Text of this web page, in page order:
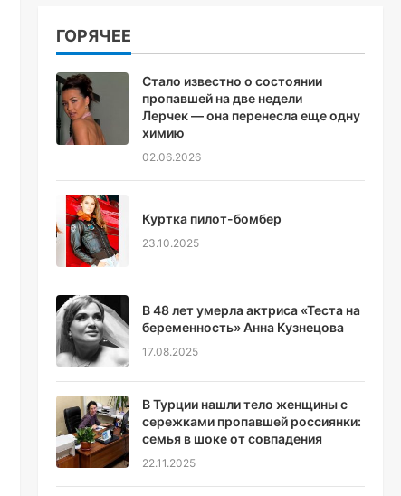
ГОРЯЧЕЕ
Стало известно о состоянии
пропавшей на две недели
Лерчек — она перенесла еще одну
химию
02.06.2026
Куртка пилот-бомбер
23.10.2025
В 48 лет умерла актриса «Теста на
беременность» Анна Кузнецова
17.08.2025
В Турции нашли тело женщины с
сережками пропавшей россиянки:
семья в шоке от совпадения
22.11.2025